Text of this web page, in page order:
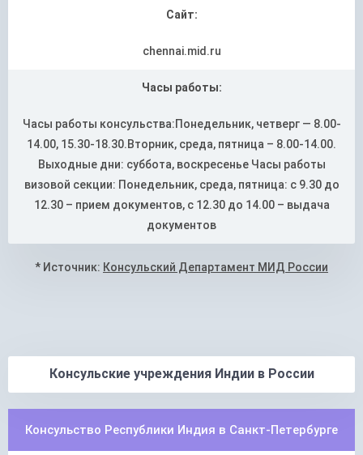
Сайт:
chennai.mid.ru
Часы работы:
Часы работы консульства:Понедельник, четверг — 8.00-
14.00, 15.30-18.30.Вторник, среда, пятница – 8.00-14.00.
Выходные дни: суббота, воскресенье Часы работы
визовой секции: Понедельник, среда, пятница: с 9.30 до
12.30 – прием документов, с 12.30 до 14.00 – выдача
документов
* Источник: Консульский Департамент МИД России
Консульские учреждения Индии в России
Консульство Республики Индия в Санкт-Петербурге